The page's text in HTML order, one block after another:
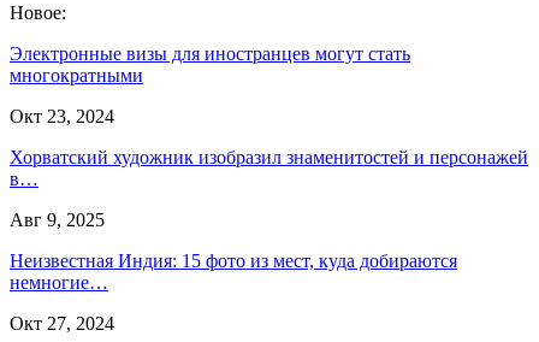
Новое:
Электронные визы для иностранцев могут стать
многократными
Окт 23, 2024
Хорватский художник изобразил знаменитостей и персонажей
в…
Авг 9, 2025
Неизвестная Индия: 15 фото из мест, куда добираются
немногие…
Окт 27, 2024